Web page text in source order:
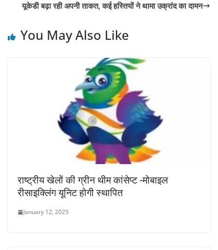
यूकेडी बढ़ा रही अपनी ताकत, कई हस्तियों ने थामा उक्रांद का दामन
You May Also Like
राष्ट्रीय खेलों की ग्रीन थीम कांसेप्ट -मोबाइल
रीसाइक्लिंग यूनिट होगी स्थापित
January 12, 2025